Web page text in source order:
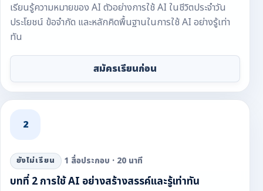
เรียนรู้ความหมายของ AI ตัวอย่างการใช้ AI ในชีวิตประจำวัน
ประโยชน์ ข้อจำกัด และหลักคิดพื้นฐานในการใช้ AI อย่างรู้เท่า
ทัน
สมัครเรียนก่อน
2
ยังไม่เรียน 1 สื่อประกอบ · 20 นาที
บทที่ 2 การใช้ AI อย่างสร้างสรรค์และรู้เท่าทัน